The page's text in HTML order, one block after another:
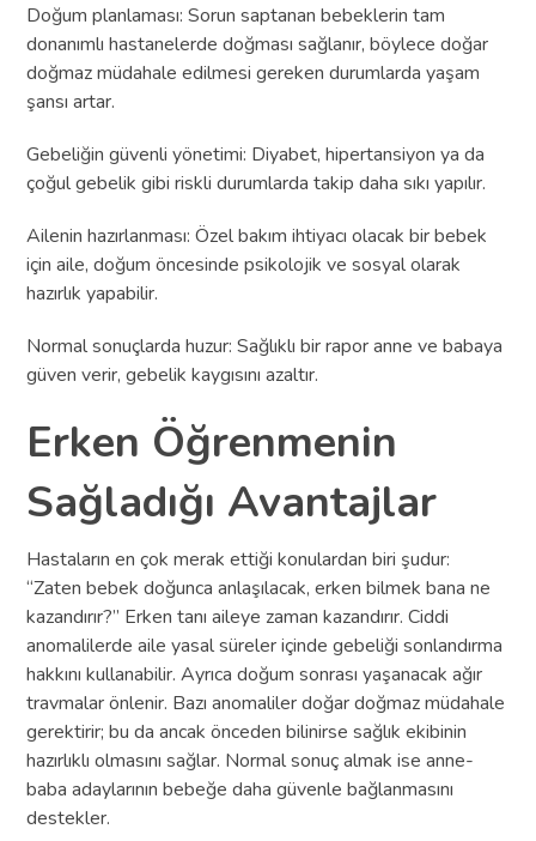
Doğum planlaması: Sorun saptanan bebeklerin tam
donanımlı hastanelerde doğması sağlanır, böylece doğar
doğmaz müdahale edilmesi gereken durumlarda yaşam
şansı artar.
Gebeliğin güvenli yönetimi: Diyabet, hipertansiyon ya da
çoğul gebelik gibi riskli durumlarda takip daha sıkı yapılır.
Ailenin hazırlanması: Özel bakım ihtiyacı olacak bir bebek
için aile, doğum öncesinde psikolojik ve sosyal olarak
hazırlık yapabilir.
Normal sonuçlarda huzur: Sağlıklı bir rapor anne ve babaya
güven verir, gebelik kaygısını azaltır.
Erken Öğrenmenin
Sağladığı Avantajlar
Hastaların en çok merak ettiği konulardan biri şudur:
“Zaten bebek doğunca anlaşılacak, erken bilmek bana ne
kazandırır?” Erken tanı aileye zaman kazandırır. Ciddi
anomalilerde aile yasal süreler içinde gebeliği sonlandırma
hakkını kullanabilir. Ayrıca doğum sonrası yaşanacak ağır
travmalar önlenir. Bazı anomaliler doğar doğmaz müdahale
gerektirir; bu da ancak önceden bilinirse sağlık ekibinin
hazırlıklı olmasını sağlar. Normal sonuç almak ise anne-
baba adaylarının bebeğe daha güvenle bağlanmasını
destekler.